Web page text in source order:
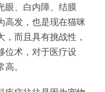
眼、白内障、结膜
高发，也是现在猫咪
而且具有挑战性，
位术，对于医疗设
。